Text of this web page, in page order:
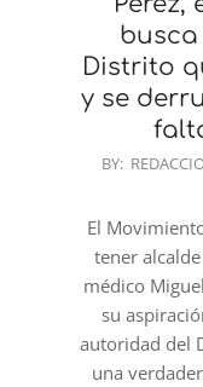
busca
Distrito
y se
2023-
26
BY:
El
tener
médico
su
autoridad del
una